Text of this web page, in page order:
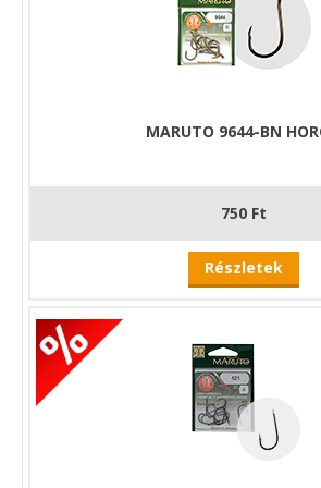
Miért válaszd a Mustad horgokat?
világszerte ismertek
ezért ideális választás mind hobbi-, mind
Ha egyerős, éles és megbízható
Mustad Ultra NP Eyed Specialist
horgoknál alkalmazzák, bár
gyártástechnológia
méretű horgoknál jelenik
egyszerű clinch csomóval
és feeder horgászok
csomómentes csalizáshoz
MARUTO 9644-BN
750 Ft
Részletek